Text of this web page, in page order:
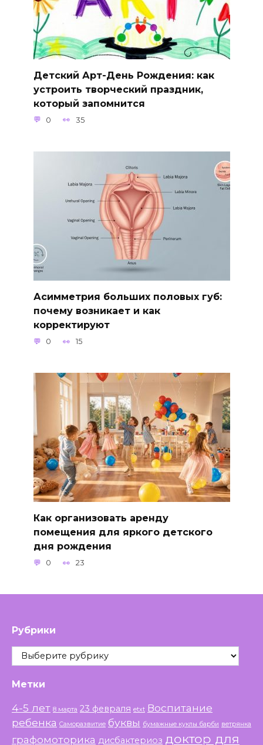
Детский Арт-День Рождения: как
устроить творческий праздник,
который запомнится
0 35
Асимметрия больших половых губ:
почему возникает и как
корректируют
0 15
Как организовать аренду
помещения для яркого детского
дня рождения
0 23
Рубрики
Рубрики
Метки
4-5 лет 8 марта 23 февраля etxt Воспитание
ребенка Саморазвитие буквы бумажные куклы барби ветрянка
графомоторика дисбактериоз доктор для